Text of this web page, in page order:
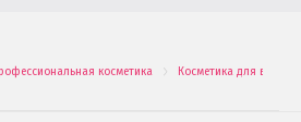
косметика . Косметика для волос